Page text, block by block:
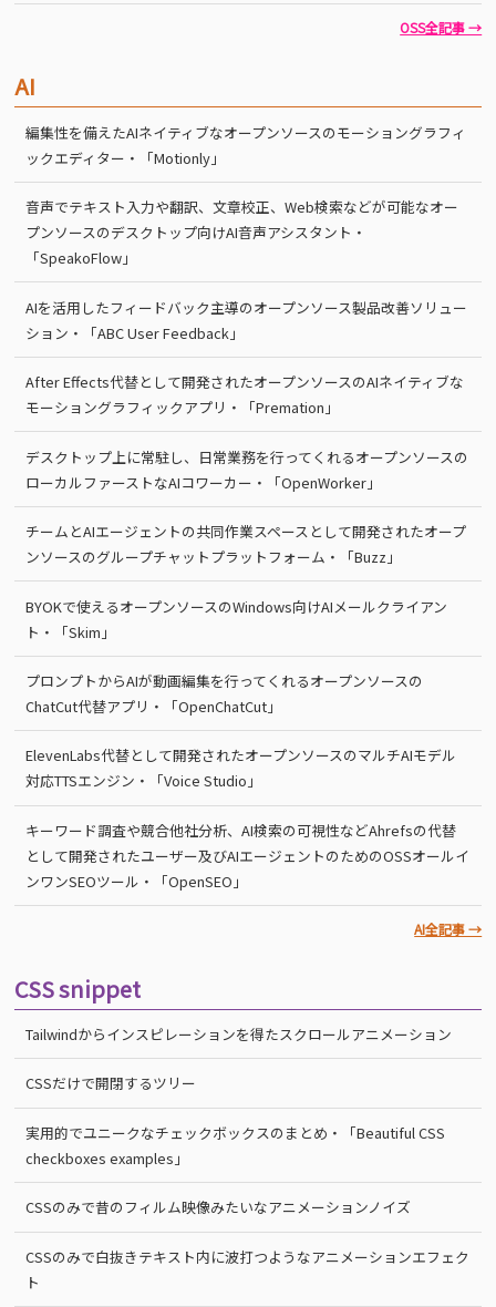
OSS全記事 →
AI
編集性を備えたAIネイティブなオープンソースのモーショングラフィ
ックエディター・「Motionly」
音声でテキスト入力や翻訳、文章校正、Web検索などが可能なオー
プンソースのデスクトップ向けAI音声アシスタント・
「SpeakoFlow」
AIを活用したフィードバック主導のオープンソース製品改善ソリュー
ション・「ABC User Feedback」
After Effects代替として開発されたオープンソースのAIネイティブな
モーショングラフィックアプリ・「Premation」
デスクトップ上に常駐し、日常業務を行ってくれるオープンソースの
ローカルファーストなAIコワーカー・「OpenWorker」
チームとAIエージェントの共同作業スペースとして開発されたオープ
ンソースのグループチャットプラットフォーム・「Buzz」
BYOKで使えるオープンソースのWindows向けAIメールクライアン
ト・「Skim」
プロンプトからAIが動画編集を行ってくれるオープンソースの
ChatCut代替アプリ・「OpenChatCut」
ElevenLabs代替として開発されたオープンソースのマルチAIモデル
対応TTSエンジン・「Voice Studio」
キーワード調査や競合他社分析、AI検索の可視性などAhrefsの代替
として開発されたユーザー及びAIエージェントのためのOSSオールイ
ンワンSEOツール・「OpenSEO」
AI全記事 →
CSS snippet
Tailwindからインスピレーションを得たスクロールアニメーション
CSSだけで開閉するツリー
実用的でユニークなチェックボックスのまとめ・「Beautiful CSS
checkboxes examples」
CSSのみで昔のフィルム映像みたいなアニメーションノイズ
CSSのみで白抜きテキスト内に波打つようなアニメーションエフェク
ト